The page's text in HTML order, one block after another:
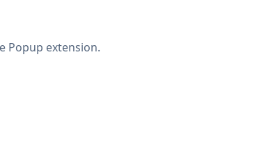
Popup extension.